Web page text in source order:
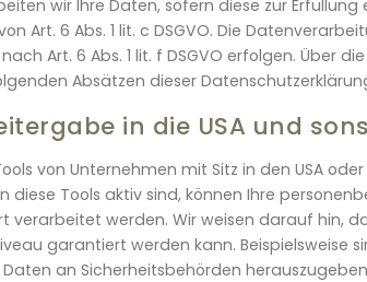
wir Ihre Daten, sofern diese zur
Art. 6 Abs. 1 lit. c DSGVO. Die
Art. 6 Abs. 1 lit. f DSGVO erfolgen. Über
Absätzen dieser
in die USA und
von Unternehmen mit Sitz in den USA
Tools aktiv sind, können Ihre
werden. Wir weisen darauf hin,
garantiert werden kann. Beispielsweise
an Sicherheitsbehörden